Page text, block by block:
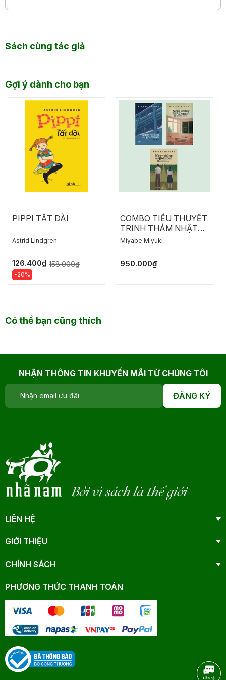
Sách cùng tác giả
Gợi ý dành cho bạn
PIPPI TẤT DÀI
Astrid Lindgren
126.400₫ 158.000₫
-20%
COMBO TIỂU THUYẾT
TRINH THÁM NHẬT
BẢN: NGỤY CHỨNG
Miyabe Miyuki
950.000₫
Có thể bạn cũng thích
NHẬN THÔNG TIN KHUYẾN MÃI TỪ CHÚNG TÔI
ĐĂNG KÝ
Bởi vì sách là thế giới
LIÊN HỆ
GIỚI THIỆU
CHÍNH SÁCH
PHƯƠNG THỨC THANH TOÁN